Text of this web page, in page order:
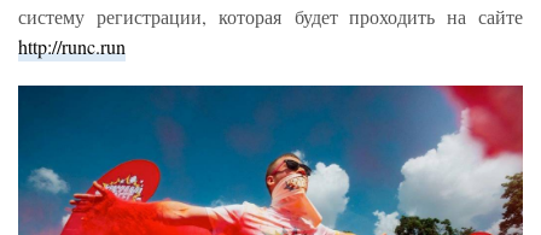
систему регистрации, которая будет проходить на сайте
http://runc.run